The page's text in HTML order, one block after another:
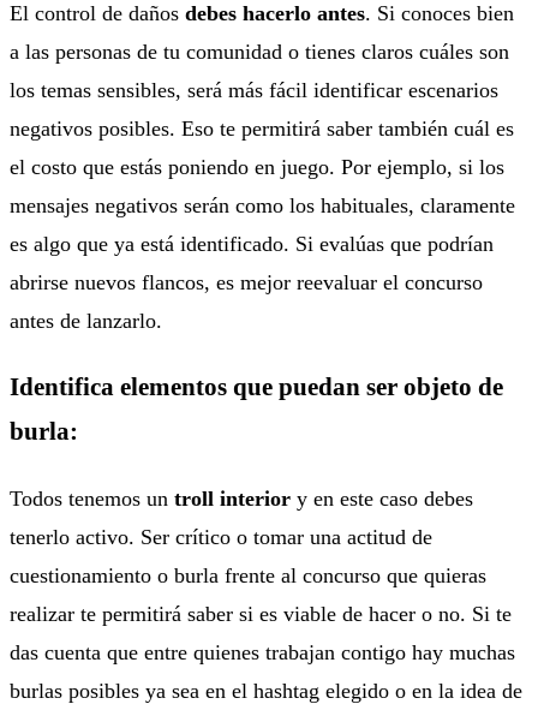
El control de daños debes hacerlo antes. Si conoces bien
a las personas de tu comunidad o tienes claros cuáles son
los temas sensibles, será más fácil identificar escenarios
negativos posibles. Eso te permitirá saber también cuál es
el costo que estás poniendo en juego. Por ejemplo, si los
mensajes negativos serán como los habituales, claramente
es algo que ya está identificado. Si evalúas que podrían
abrirse nuevos flancos, es mejor reevaluar el concurso
antes de lanzarlo.
Identifica elementos que puedan ser objeto de
burla:
Todos tenemos un troll interior y en este caso debes
tenerlo activo. Ser crítico o tomar una actitud de
cuestionamiento o burla frente al concurso que quieras
realizar te permitirá saber si es viable de hacer o no. Si te
das cuenta que entre quienes trabajan contigo hay muchas
burlas posibles ya sea en el hashtag elegido o en la idea de